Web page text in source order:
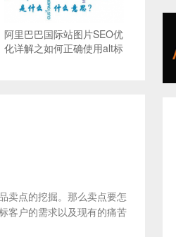
阿里巴巴国际站图片SEO优
化详解之如何正确使用alt标
卖点的挖掘。那么卖点要怎
客户的需求以及现有的痛苦